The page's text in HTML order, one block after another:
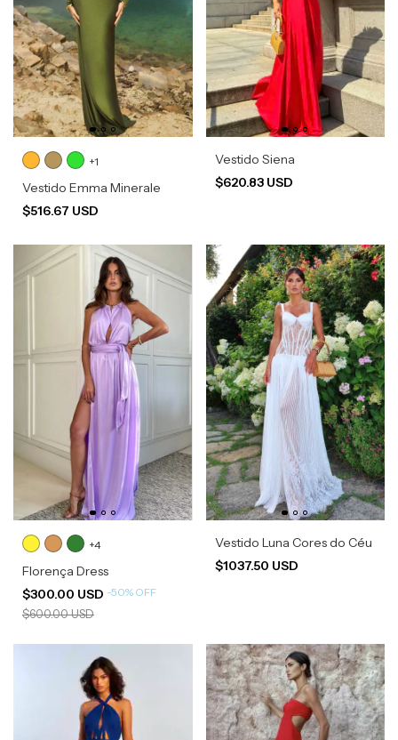
+1
Vestido Emma Minerale
$516.67 USD
Vestido Siena
$620.83 USD
+4
Florença Dress
$300.00 USD -50% OFF
$600.00 USD
Vestido Luna Cores do Céu
$1037.50 USD